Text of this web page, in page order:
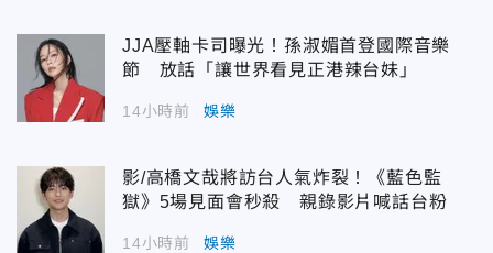
JJA壓軸卡司曝光！孫淑媚首登國際音樂
節 放話「讓世界看見正港辣台妹」
14小時前 娛樂
影/高橋文哉將訪台人氣炸裂！《藍色監
獄》5場見面會秒殺 親錄影片喊話台粉
14小時前 娛樂